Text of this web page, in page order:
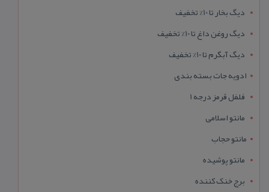
دیگ بخار تا 10% تخفیف
دیگ روغن داغ تا 10% تخفیف
دیگ آبگرم تا 10% تخفیف
ادویه جات بسته بندی
فلفل قرمز درجه 1
مانتو اسلامی
مانتو حجاب
مانتو پوشیده
برج خنک کننده